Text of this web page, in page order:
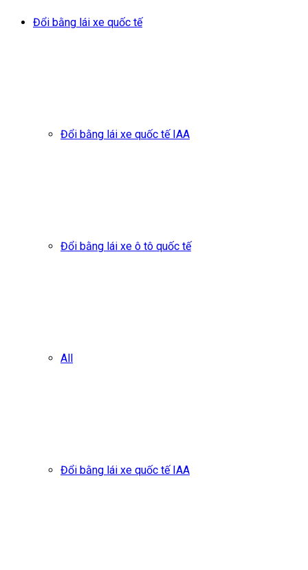
Đổi bằng lái xe quốc tế
Đổi bằng lái xe quốc tế IAA
Đổi bằng lái xe ô tô quốc tế
All
Đổi bằng lái xe quốc tế IAA